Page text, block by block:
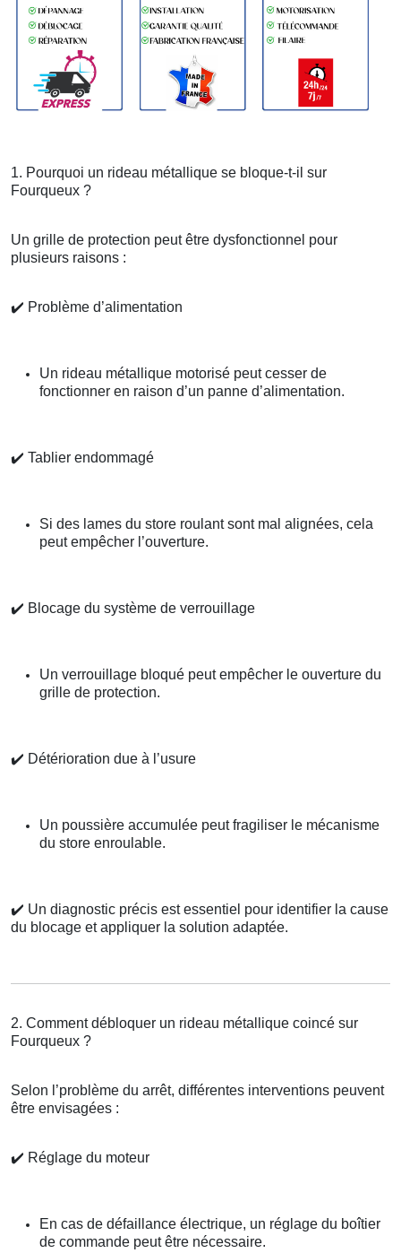
1. Pourquoi un rideau métallique se bloque-t-il sur
Fourqueux ?
Un grille de protection peut être dysfonctionnel pour
plusieurs raisons :
✔️ Problème d’alimentation
Un rideau métallique motorisé peut cesser de
fonctionner en raison d’un panne d’alimentation.
✔️ Tablier endommagé
Si des lames du store roulant sont mal alignées, cela
peut empêcher l’ouverture.
✔️ Blocage du système de verrouillage
Un verrouillage bloqué peut empêcher le ouverture du
grille de protection.
✔️ Détérioration due à l’usure
Un poussière accumulée peut fragiliser le mécanisme
du store enroulable.
✔️ Un diagnostic précis est essentiel pour identifier la cause
du blocage et appliquer la solution adaptée.
2. Comment débloquer un rideau métallique coincé sur
Fourqueux ?
Selon l’problème du arrêt, différentes interventions peuvent
être envisagées :
✔️ Réglage du moteur
En cas de défaillance électrique, un réglage du boîtier
de commande peut être nécessaire.